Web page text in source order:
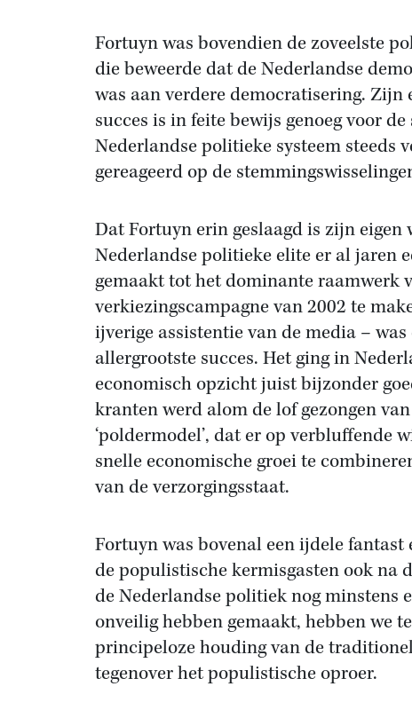
Fortuyn was bovendien de zoveelste
die beweerde dat de Nederlandse
was aan verdere democratisering. Zijn
succes is in feite bewijs genoeg voor
Nederlandse politieke systeem steeds
gereageerd op de
Dat Fortuyn erin geslaagd is zijn eigen
Nederlandse politieke elite er al jaren
gemaakt tot het dominante raamwerk
verkiezingscampagne van 2002 te
ijverige assistentie van de media –
allergrootste succes. Het ging in
economisch opzicht juist bijzonder
kranten werd alom de lof gezongen
‘poldermodel’, dat er op verbluffende
snelle economische groei te
van de verzorgingsstaat.
Fortuyn was bovenal een ijdele fantast
de populistische kermisgasten ook na
de Nederlandse politiek nog minstens
onveilig hebben gemaakt, hebben we
principeloze houding van de
tegenover het populistische oproer.